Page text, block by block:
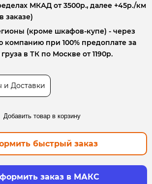
МКАД от 3500р., далее +45р./км
заказе)
(кроме шкафов-купе) - через
компанию при 100% предоплате за
в ТК по Москве от 1190р.
и Доставки
Добавить товар в корзину
быстрый заказ
заказ в МАКС